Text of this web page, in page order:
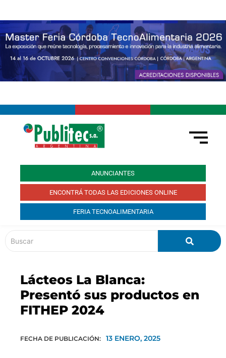
ANUNCIANTES
ENCONTRÁ TODAS LAS EDICIONES ONLINE
FERIA TECNOALIMENTARIA
Lácteos La Blanca:
Presentó sus productos en
FITHEP 2024
FECHA DE PUBLICACIÓN: 13 ENERO, 2025